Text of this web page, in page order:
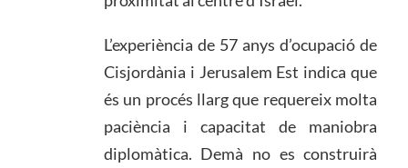
L’experiència de 57 anys d’ocupació de
Cisjordània i Jerusalem Est indica que
és un procés llarg que requereix molta
paciència i capacitat de maniobra
diplomàtica. Demà no es construirà